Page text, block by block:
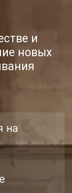
и
новых
на